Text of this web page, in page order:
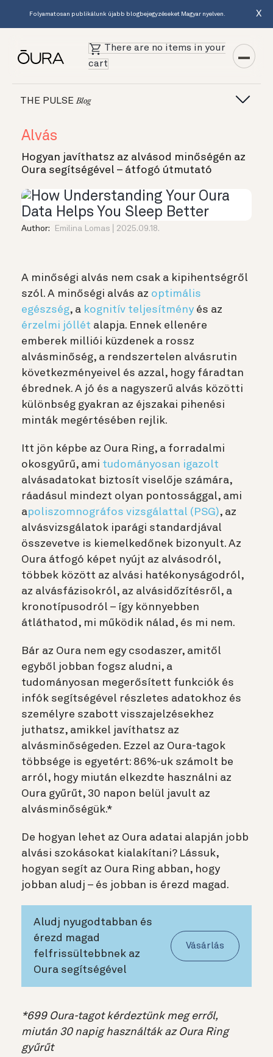
Folyamatosan publikálunk újabb blogbejegyzéseket Magyar nyelven. X
There are no items in your
cart
THE PULSEBlog
Alvás
Hogyan javíthatsz az alvásod minőségén az
Oura segítségével – átfogó útmutató
Author: Emilina Lomas 2025.09.18.
A minőségi alvás nem csak a kipihentségről
szól. A minőségi alvás az optimális
egészség, a kognitív teljesítmény és az
érzelmi jóllét alapja. Ennek ellenére
emberek milliói küzdenek a rossz
alvásminőség, a rendszertelen alvásrutin
következményeivel és azzal, hogy fáradtan
ébrednek. A jó és a nagyszerű alvás közötti
különbség gyakran az éjszakai pihenési
minták megértésében rejlik.
Itt jön képbe az Oura Ring, a forradalmi
okosgyűrű, ami tudományosan igazolt
alvásadatokat biztosít viselője számára,
ráadásul mindezt olyan pontossággal, ami
apoliszomnográfos vizsgálattal (PSG), az
alvásvizsgálatok iparági standardjával
összevetve is kiemelkedőnek bizonyult. Az
Oura átfogó képet nyújt az alvásodról,
többek között az alvási hatékonyságodról,
az alvásfázisokról, az alvásidőzítésről, a
kronotípusodról – így könnyebben
átláthatod, mi működik nálad, és mi nem.
Bár az Oura nem egy csodaszer, amitől
egyből jobban fogsz aludni, a
tudományosan megerősített funkciók és
infók segítségével részletes adatokhoz és
személyre szabott visszajelzésekhez
juthatsz, amikkel javíthatsz az
alvásminőségeden. Ezzel az Oura-tagok
többsége is egyetért: 86%-uk számolt be
arról, hogy miután elkezdte használni az
Oura gyűrűt, 30 napon belül javult az
alvásminőségük.*
De hogyan lehet az Oura adatai alapján jobb
alvási szokásokat kialakítani? Lássuk,
hogyan segít az Oura Ring abban, hogy
jobban aludj – és jobban is érezd magad.
Aludj nyugodtabban és
érezd magad
felfrissültebbnek az
Oura segítségével
Vásárlás
*699 Oura-tagot kérdeztünk meg erről,
miután 30 napig használták az Oura Ring
gyűrűt